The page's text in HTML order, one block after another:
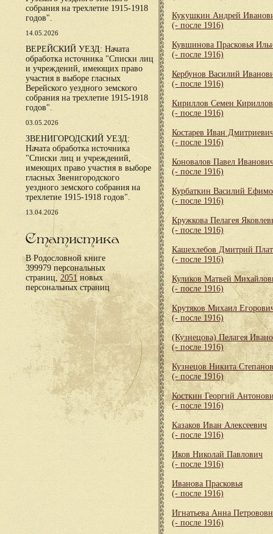
собрания на трехлетие 1915-1918
годов".
14.05.2026
ВЕРЕЙСКИЙ УЕЗД: Начата
обработка источника "Списки лиц
и учреждений, имеющих право
участия в выборе гласных
Верейского уездного земского
собрания на трехлетие 1915-1918
годов".
03.05.2026
ЗВЕНИГОРОДСКИЙ УЕЗД:
Начата обработка источника
"Списки лиц и учреждений,
имеющих право участия в выборе
гласных Звенигородского
уездного земского собрания на
трехлетие 1915-1918 годов".
13.04.2026
Статистика
В Родословной книге
399979 персональных
страниц,2051 новых
персональных страниц
Кукушкин Андрей
(- после 1916)
Кувшинова Прасковья
(- после 1916)
Кербунов Василий
(- после 1916)
Кириллов Семен
(- после 1916)
Костарев Иван
(- после 1916)
Коновалов Павел
(- после 1916)
Курбаткин Василий
(- после 1916)
Кружкова Пелагея
(- после 1916)
Кашехлебов Дмитрий
(- после 1916)
Куликов Матвей
(- после 1916)
Крутяков Михаил
(- после 1916)
(Кузнецова) Пелагея
(- после 1916)
Кузнецов Никита
(- после 1916)
Косткин Георгий
(- после 1916)
Казаков Иван Алексеевич
(- после 1916)
Иков Николай Павлович
(- после 1916)
Иванова Прасковья
(- после 1916)
Игнатьева Анна
(- после 1916)